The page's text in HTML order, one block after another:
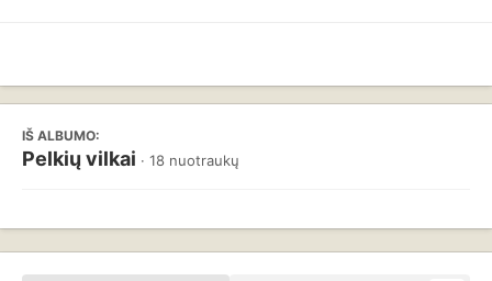
IŠ ALBUMO:
Pelkių vilkai · 18 nuotraukų